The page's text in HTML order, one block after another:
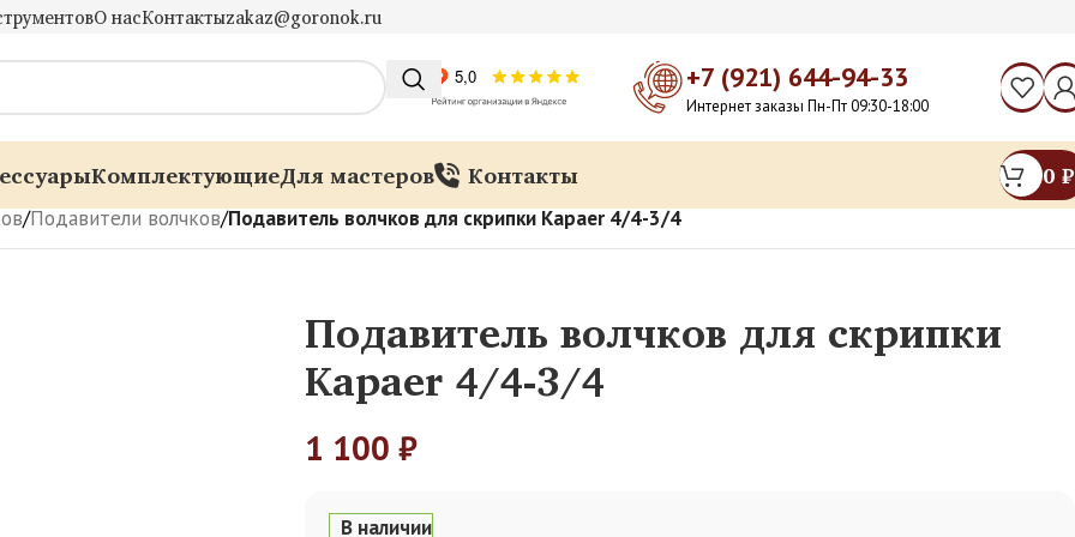
О насКонтактыzakaz@goronok.ru
+7 (921) 644-94-33
Интернет заказы Пн-Пт 09:30-18:00
КомплектующиеДля мастеров Контакты 0 ₽
/Подавители волчков/Подавитель волчков для скрипки Kapaer 4/4-3/4
Подавитель волчков для скрипки
Kapaer 4/4-3/4
1 100 ₽
В наличии